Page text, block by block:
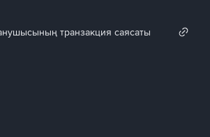
транзакция саясаты